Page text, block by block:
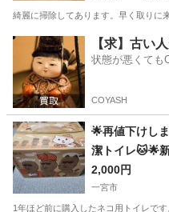
綺麗に掃除してあります。早く取りに
愛知 愛西市 六輪駅 調理
【求】古い
状態が悪くても
COYASH
︎🌟再値下けし
潔トイレ🐱︎🌟
2,000円
一宮市
1年ほど前に購入したネコ用トイレで